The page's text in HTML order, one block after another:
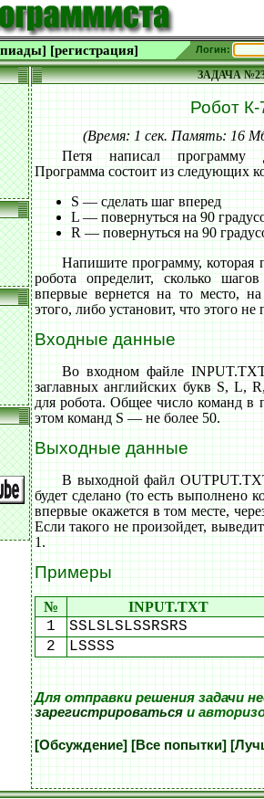
[регистрация] Логин:
ЗАДАЧА
Робот К-
(Время: 1 сек. Память: 16
Петя написал программу
Программа состоит из следующих
S — сделать шаг вперед
L — повернуться на 90
R — повернуться на 90
Напишите программу, которая
робота определит, сколько
впервые вернется на то место,
этого, либо установит, что этого не
Входные данные
Во входном файле
заглавных английских букв S, L,
для робота. Общее число команд в
этом команд S — не более 50.
Выходные данные
В выходной файл
будет сделано (то есть выполнено
впервые окажется в том месте,
Если такого не произойдет,
1.
Примеры
№ INPUT.TXT
1
SSLSLSLSSRSRS
2
LSSSS
Для отправки решения задачи
зарегистрироватьсяи
[Обсуждение] [Все попытки]